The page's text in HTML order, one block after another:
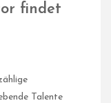
findet
Talente